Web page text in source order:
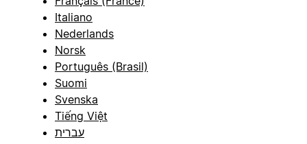
Italiano
Nederlands
Norsk
Português (Brasil)
Suomi
Svenska
Tiếng Việt
עברית